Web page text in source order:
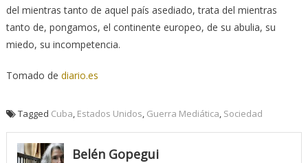
del mientras tanto de aquel país asediado, trata del mientras
tanto de, pongamos, el continente europeo, de su abulia, su
miedo, su incompetencia.
Tomado de diario.es
Tagged Cuba Estados Unidos Guerra Mediática Sociedad
Belén Gopegui